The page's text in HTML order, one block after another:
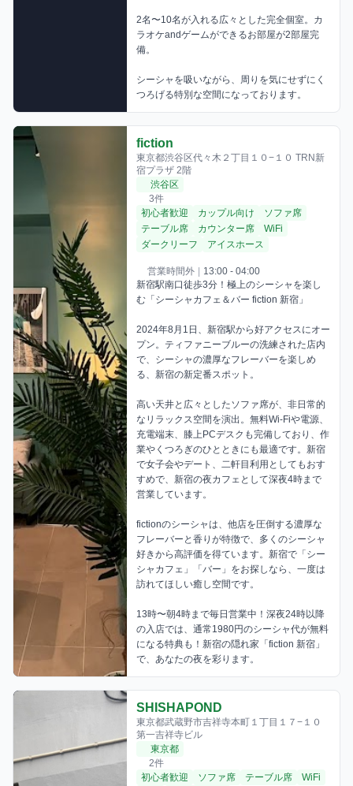
2名〜10名が入れる広々とした完全個室。カ
ラオケandゲームができるお部屋が2部屋完
備。
シーシャを吸いながら、周りを気にせずにく
つろげる特別な空間になっております。
fiction
東京都渋谷区代々木２丁目１０−１０ TRN新
宿プラザ 2階
渋谷区
3件
初心者歓迎
カップル向け
ソファ席
テーブル席
カウンター席
WiFi
ダークリーフ
アイスホース
営業時間外 | 13:00 - 04:00
新宿駅南口徒歩3分！極上のシーシャを楽し
む「シーシャカフェ＆バー fiction 新宿」
2024年8月1日、新宿駅から好アクセスにオー
プン。ティファニーブルーの洗練された店内
で、シーシャの濃厚なフレーバーを楽しめ
る、新宿の新定番スポット。
高い天井と広々としたソファ席が、非日常的
なリラックス空間を演出。無料Wi-Fiや電源、
充電端末、膝上PCデスクも完備しており、作
業やくつろぎのひとときにも最適です。新宿
で女子会やデート、二軒目利用としてもおす
すめで、新宿の夜カフェとして深夜4時まで
営業しています。
fictionのシーシャは、他店を圧倒する濃厚な
フレーバーと香りが特徴で、多くのシーシャ
好きから高評価を得ています。新宿で「シー
シャカフェ」「バー」をお探しなら、一度は
訪れてほしい癒し空間です。
13時〜朝4時まで毎日営業中！深夜24時以降
の入店では、通常1980円のシーシャ代が無料
になる特典も！新宿の隠れ家「fiction 新宿」
で、あなたの夜を彩ります。
SHISHAPOND
東京都武蔵野市吉祥寺本町１丁目１７−１０
第一吉祥寺ビル
東京都
2件
初心者歓迎
ソファ席 テーブル席
WiFi